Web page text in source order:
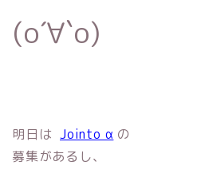
(о´∀`о)
明日は Jointo α の
募集があるし、